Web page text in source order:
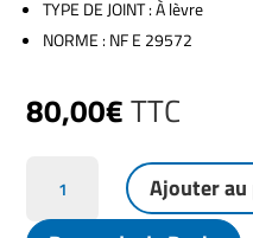
TYPE DE JOINT : À lèvre
NORME : NF E 29572
80,00€TTC
Réduction
Ajouter au